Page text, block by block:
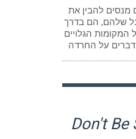
מנסים להבין את
שלהם, הם בדרך
המקומות הגלויים
על החרדה
"Don't